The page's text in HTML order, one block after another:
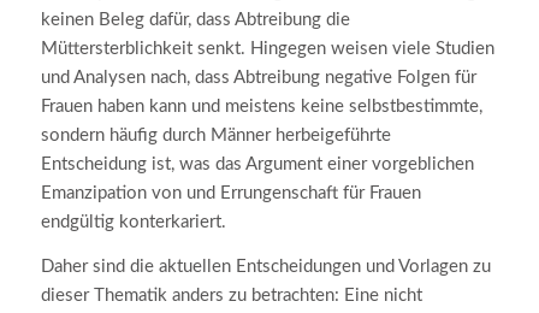
keinen Beleg dafür, dass Abtreibung die
Müttersterblichkeit senkt. Hingegen weisen viele Studien
und Analysen nach, dass Abtreibung negative Folgen für
Frauen haben kann und meistens keine selbstbestimmte,
sondern häufig durch Männer herbeigeführte
Entscheidung ist, was das Argument einer vorgeblichen
Emanzipation von und Errungenschaft für Frauen
endgültig konterkariert.
Daher sind die aktuellen Entscheidungen und Vorlagen zu
dieser Thematik anders zu betrachten: Eine nicht